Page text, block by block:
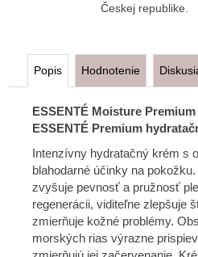
Českej republike.
Popis Hodnotenie
ESSENTÉ Moisture
ESSENTÉ Premium
Intenzívny hydratačný krém s
blahodarné účinky na
zvyšuje pevnosť a pružnosť
regenerácii, viditeľne zlepšuje
zmierňuje kožné problémy.
morských rias výrazne